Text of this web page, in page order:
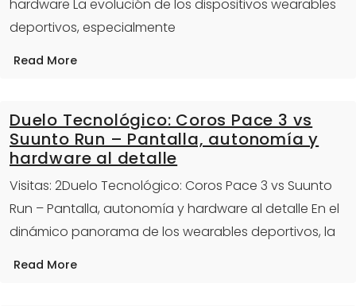
hardware La evolución de los dispositivos wearables
deportivos, especialmente
Read More
Duelo Tecnológico: Coros Pace 3 vs
Suunto Run – Pantalla, autonomía y
hardware al detalle
Visitas: 2Duelo Tecnológico: Coros Pace 3 vs Suunto
Run – Pantalla, autonomía y hardware al detalle En el
dinámico panorama de los wearables deportivos, la
Read More